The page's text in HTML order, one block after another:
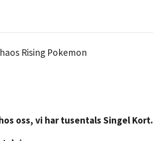
Rising Pokemon
oss, vi har tusentals Singel Kort.